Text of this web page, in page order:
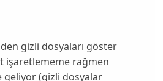
gizli dosyaları göster
işaretlememe rağmen
geliyor (gizli dosyalar